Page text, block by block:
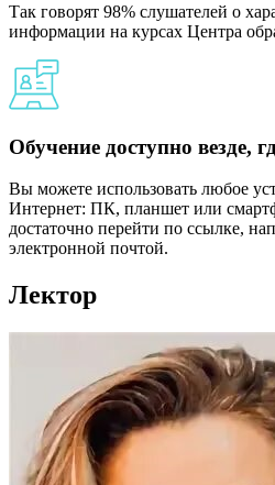
Так говорят 98% слушателей о
информации на курсах Центра
Обучение доступно везде,
Вы можете использовать любое
Интернет: ПК, планшет или
достаточно перейти по ссылке,
электронной почтой.
Лектор